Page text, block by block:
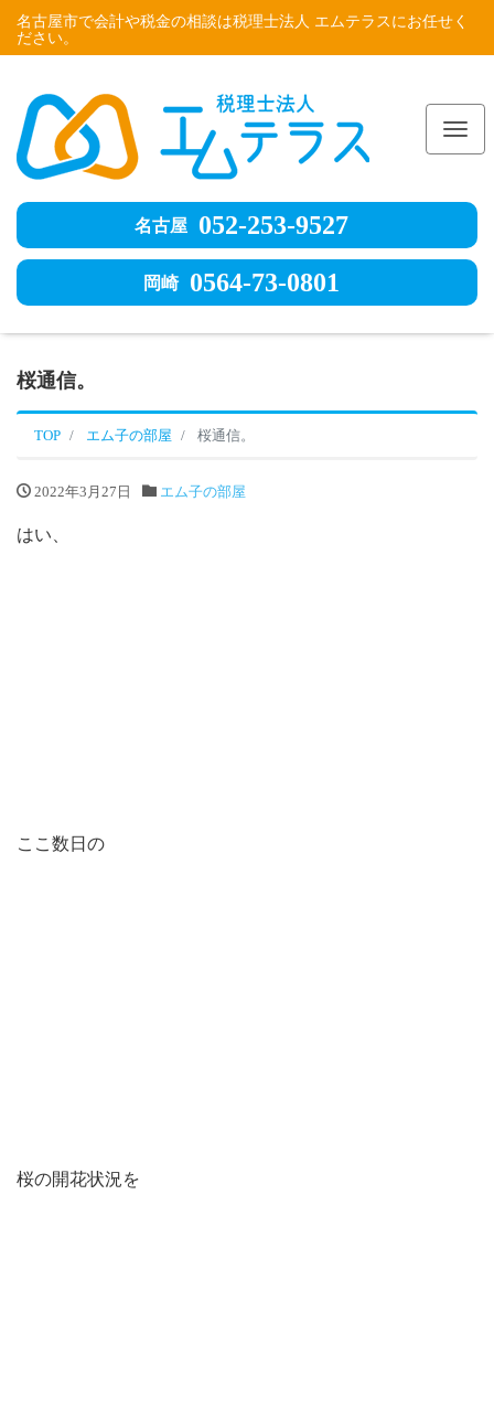
名古屋市で会計や税金の相談は税理士法人 エムテラスにお任せく
ださい。
名古屋 052-253-9527
岡崎 0564-73-0801
桜通信。
TOP エム子の部屋 桜通信。
2022年3月27日 エム子の部屋
はい、
ここ数日の
桜の開花状況を